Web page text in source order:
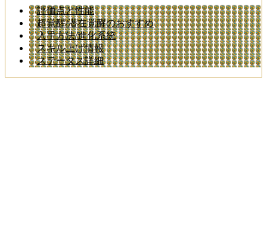
評価点と性能
超覚醒/潜在覚醒のおすすめ
入手方法/進化系統
スキル上げ情報
ステータス詳細